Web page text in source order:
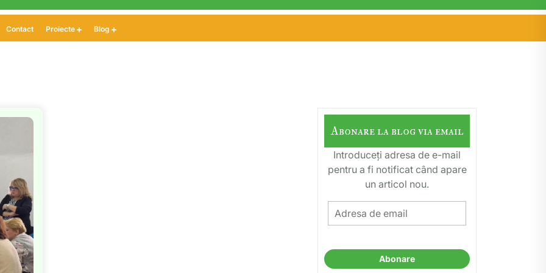
Contact Proiecte Blog
Abonare la blog via email
Introduceți adresa de e-mail
pentru a fi notificat când apare
un articol nou.
Adresa
de
Abonare